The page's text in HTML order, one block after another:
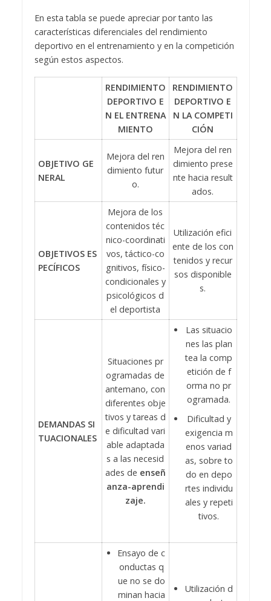
En esta tabla se puede apreciar por tanto las
características diferenciales del rendimiento
deportivo en el entrenamiento y en la competición
según estos aspectos.
RENDIMIENTO
DEPORTIVO E
N EL ENTRENA
MIENTO
RENDIMIENTO
DEPORTIVO E
N LA COMPETI
CIÓN
OBJETIVO GE
NERAL
Mejora del ren
dimiento futur
o.
Mejora del ren
dimiento prese
nte hacia result
ados.
OBJETIVOS ES
PECÍFICOS
Mejora de los
contenidos téc
nico-coordinati
vos, táctico-co
gnitivos, físico-
condicionales y
psicológicos d
el deportista
Utilización efici
ente de los con
tenidos y recur
sos disponible
s.
DEMANDAS SI
TUACIONALES
Situaciones pr
ogramadas de
antemano, con
diferentes obje
tivos y tareas d
e dificultad vari
able adaptada
s a las necesid
ades de enseñ
anza-aprendi
zaje.
Las situacio
nes las plan
tea la comp
etición de f
orma no pr
ogramada.
Dificultad y
exigencia m
enos variad
as, sobre to
do en depo
rtes individu
ales y repeti
tivos.
Ensayo de c
onductas q
ue no se do
minan hacia
Utilización d